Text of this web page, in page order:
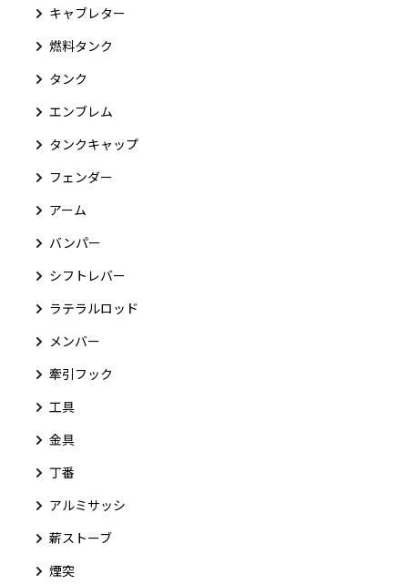
キャブレター
燃料タンク
タンク
エンブレム
タンクキャップ
フェンダー
アーム
バンパー
シフトレバー
ラテラルロッド
メンバー
牽引フック
工具
金具
丁番
アルミサッシ
薪ストーブ
煙突